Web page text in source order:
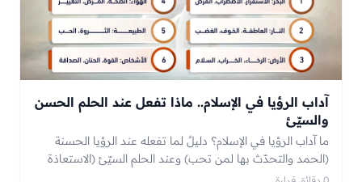
آداب الرؤيا في الإسلام.. ماذا تفعل عند الحلم الحسن
والسيّئ
ما آداب الرؤيا في الإسلام؟ دليلٌ لما تفعله عند الرؤيا الحسنة
(الحمد والتحدّث بها لمن تحب) وعند الحلم السيّئ (الاستعاذة
والتفل)، وآداب من تُقصّ عليه الرؤيا.